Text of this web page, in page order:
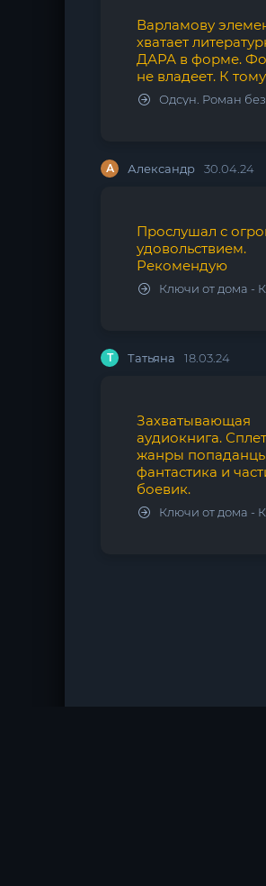
Варламову
хватает
ДАРА в форме.
не владеет. К тому
Одсун. Роман без границ -
А Александр 30.04.24
Прослушал с
удовольствием.
Рекомендую
Ключи от дома -
Т Татьяна 18.03.24
Захватывающая
аудиокнига.
жанры
фантастика и
боевик.
Ключи от дома -